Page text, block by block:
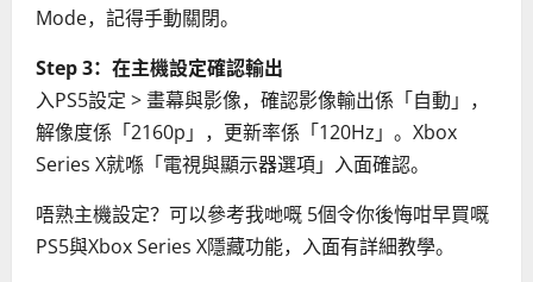
Mode，記得手動關閉。
Step 3：在主機設定確認輸出
入PS5設定 > 畫幕與影像，確認影像輸出係「自動」，
解像度係「2160p」，更新率係「120Hz」。Xbox
Series X就喺「電視與顯示器選項」入面確認。
唔熟主機設定？可以參考我哋嘅 5個令你後悔咁早買嘅
PS5與Xbox Series X隱藏功能，入面有詳細教學。